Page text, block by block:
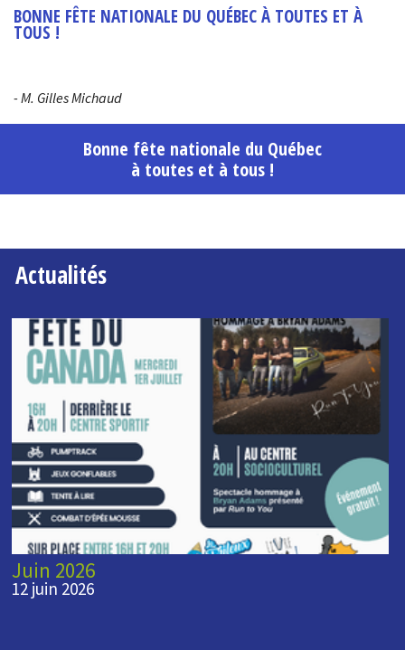
BONNE FÊTE NATIONALE DU QUÉBEC À TOUTES ET À
TOUS !
- M. Gilles Michaud
Bonne fête nationale du Québec
à toutes et à tous !
Actualités
Juin 2026
12 juin 2026